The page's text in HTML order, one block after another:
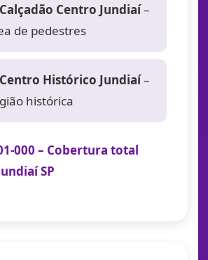
Calçadão Centro Jundiaí–
de pedestres
Centro Histórico Jundiaí–
histórica
000 – Cobertura total
SP